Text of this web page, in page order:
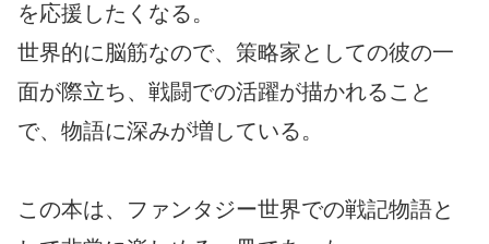
を応援したくなる。
世界的に脳筋なので、策略家としての彼の一
面が際立ち、戦闘での活躍が描かれること
で、物語に深みが増している。
この本は、ファンタジー世界での戦記物語と